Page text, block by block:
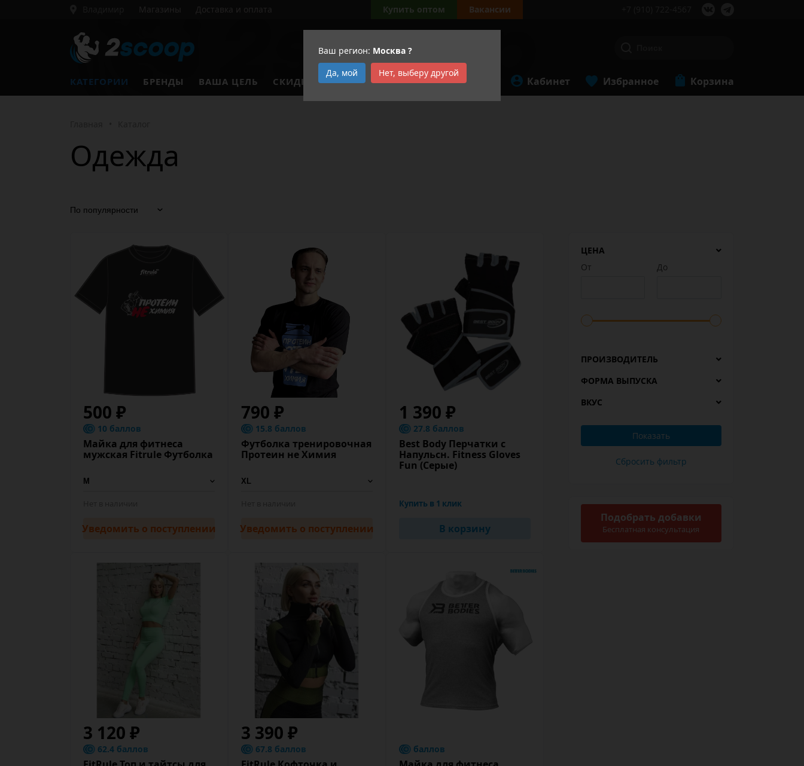
Ваш регион: Москва ?
Да, мой
Нет, выберу другой
Магазины Доставка и оплата Купить оптом Вакансии
КАТЕГОРИИ БРЕНДЫ ВАША ЦЕЛЬ СКИДКИ АКЦИИ Кабинет Избранное Корзина
Одежда
ЦЕНА
От
До
ПРОИЗВОДИТЕЛЬ
ФОРМА ВЫПУСКА
ВКУС
Подобрать добавки
Бесплатная консультация
500 ₽
10 баллов
Майка для фитнеса
мужская Fitrule Футболка
Уведомить о поступлении
790 ₽
15.8 баллов
Футболка тренировочная
Протеин не Химия
Уведомить о поступлении
1 390 ₽
27.8 баллов
Best Body Перчатки с
Напульсн. Fitness Gloves
Fun (Серые)
Купить в 1 клик
В корзину
3 120 ₽
62.4 баллов
3 390 ₽
67.8 баллов баллов